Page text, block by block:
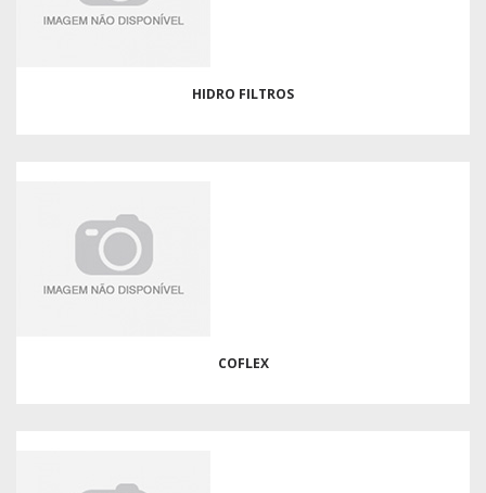
HIDRO FILTROS
COFLEX